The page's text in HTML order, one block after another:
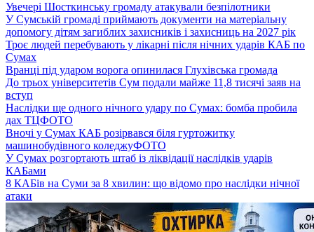
Увечері Шосткинську громаду атакували безпілотники
У Сумській громаді приймають документи на матеріальну
допомогу дітям загиблих захисників і захисниць на 2027 рік
Троє людей перебувають у лікарні після нічних ударів КАБ по
Сумах
Вранці під ударом ворога опинилася Глухівська громада
До трьох університетів Сум подали майже 11,8 тисячі заяв на
вступ
Наслідки ще одного нічного удару по Сумах: бомба пробила
дах ТЦФОТО
Вночі у Сумах КАБ розірвався біля гуртожитку
машинобудівного коледжуФОТО
У Сумах розгортають штаб із ліквідації наслідків ударів
КАБами
8 КАБів на Суми за 8 хвилин: що відомо про наслідки нічної
атаки